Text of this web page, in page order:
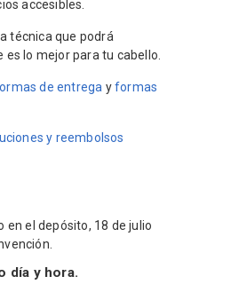
accesibles.
técnica que podrá
es lo mejor para tu cabello.
de entrega yformas
y reembolsos
en el depósito, 18 de julio
día y hora.